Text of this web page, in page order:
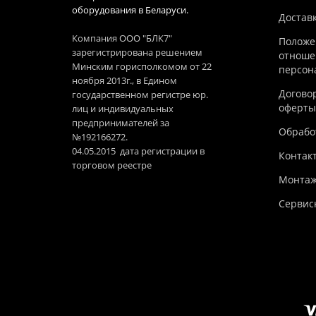
оборудования в Беларуси.
Компания ООО "БЛК7"
зарегистрирована решением
Минским горисполкомом от 22
ноября 2013г., в Едином
государственном регистре юр.
лиц и индивидуальных
предпринимателей за
№192166272.
04.05.2015 дата регистрации в
торговом реестре
оферты